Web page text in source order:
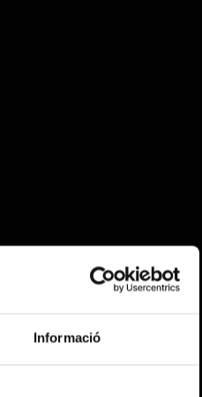
Informació